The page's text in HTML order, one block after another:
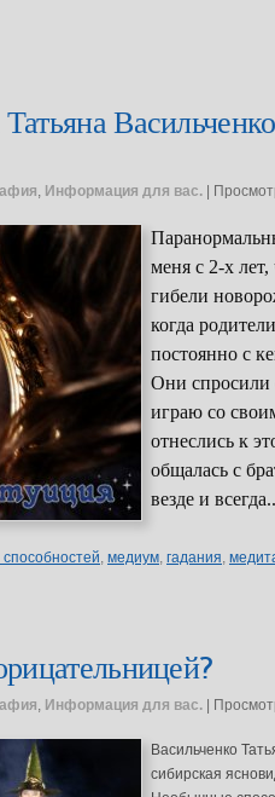
, Информация для вас. |
меня с 2-х лет,
гибели
когда
постоянно с
Они спросили
играю со
отнеслись к
общалась с
везде и
, медиум, гадания,
, Информация для вас. |
Васильченко
сибирская